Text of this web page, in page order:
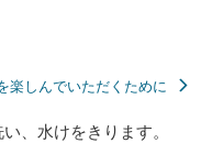
楽しんでいただくために
、水けをきります。